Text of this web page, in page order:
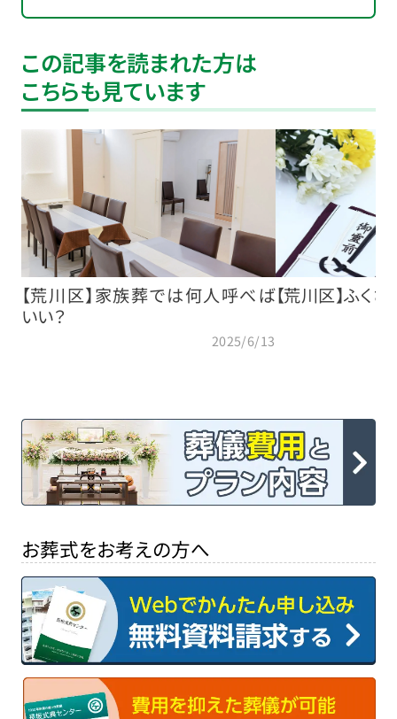
この記事を読まれた方は
こちらも見ています
【荒川区】家族葬では何人呼べば
いい？
2025/6/13
【荒川区】ふく
お葬式をお考えの方へ